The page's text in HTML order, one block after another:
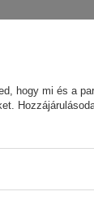
hogy mi és a